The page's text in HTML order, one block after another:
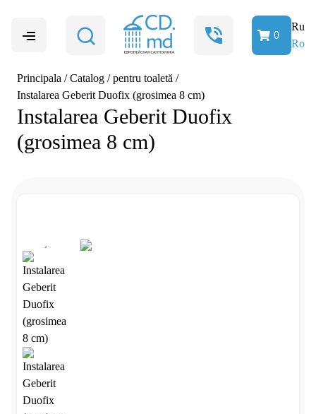
0
Ru
Ro
Principala / Catalog / pentru toaletă /
Instalarea Geberit Duofix (grosimea 8 cm)
Instalarea Geberit Duofix
(grosimea 8 cm)